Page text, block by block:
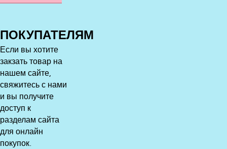
ПОКУПАТЕЛЯМ
Если вы хотите
закзать товар на
нашем сайте,
свяжитесь с нами
и вы получите
доступ к
разделам сайта
для онлайн
покупок.